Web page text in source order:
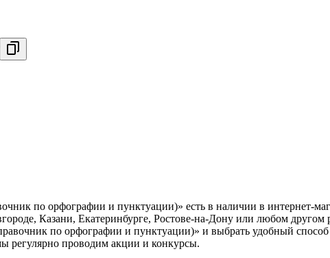
по орфографии и пунктуации)» есть в наличии в интернет-
Казани, Екатеринбурге, Ростове-на-Дону или любом
по орфографии и пунктуации)» и выбрать удобный
регулярно проводим акции и конкурсы.